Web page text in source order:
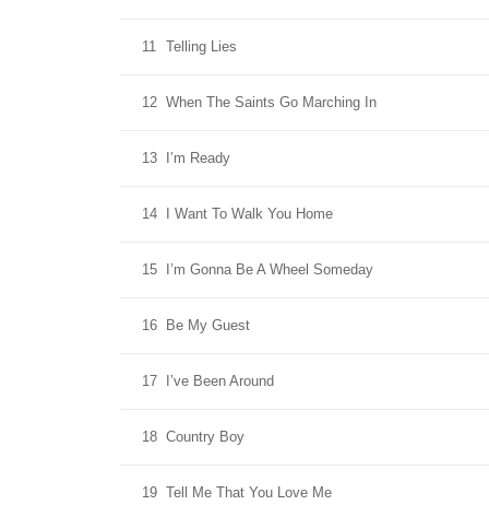
11 Telling Lies
12 When The Saints Go Marching In
13 I’m Ready
14 I Want To Walk You Home
15 I’m Gonna Be A Wheel Someday
16 Be My Guest
17 I’ve Been Around
18 Country Boy
19 Tell Me That You Love Me